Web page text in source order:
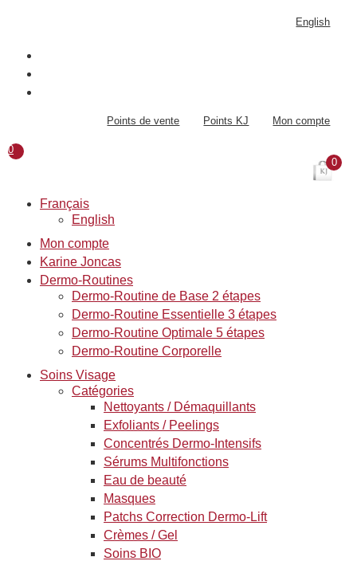
English
Points de vente Points KJ Mon compte
0
0
Français
English
Mon compte
Karine Joncas
Dermo-Routines
Dermo-Routine de Base 2 étapes
Dermo-Routine Essentielle 3 étapes
Dermo-Routine Optimale 5 étapes
Dermo-Routine Corporelle
Soins Visage
Catégories
Nettoyants / Démaquillants
Exfoliants / Peelings
Concentrés Dermo-Intensifs
Sérums Multifonctions
Eau de beauté
Masques
Patchs Correction Dermo-Lift
Crèmes / Gel
Soins BIO